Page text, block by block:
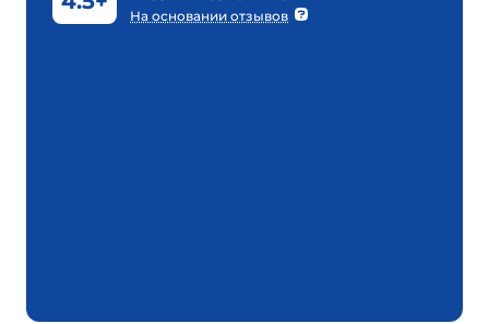
На основании отзывов